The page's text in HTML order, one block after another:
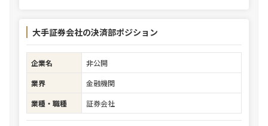
大手証券会社の決済部ポジション
企業名
非公開
業界
金融機関
業種・職種
証券会社